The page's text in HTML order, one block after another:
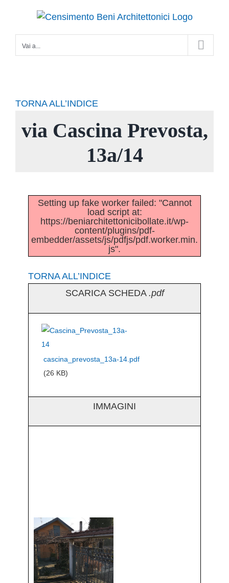
contenuto
Vai a...
TORNA ALL’INDICE
via Cascina Prevosta,
13a/14
Setting up fake worker failed: "Cannot
load script at:
https://beniarchitettonicibollate.it/wp-
content/plugins/pdf-
embedder/assets/js/pdfjs/pdf.worker.min.
js".
TORNA ALL’INDICE
SCARICA SCHEDA .pdf
cascina_prevosta_13a-14.pdf
(26 KB)
IMMAGINI